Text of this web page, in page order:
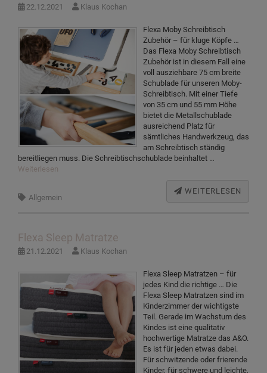
22.12.2021 Klaus Kochan
Flexa Moby Schreibtisch
Zubehör – für kluge Köpfe …
Das Flexa Moby Schreibtisch
Zubehör ist in diesem Fall eine
voll ausziehbare 75 cm breite
Schublade für unseren Moby-
Schreibtisch. Mit einer Tiefe
von 35 cm und 55 mm Höhe
bietet die Metallschublade
ausreichend Platz für
sämtliches Handwerkzeug, das
am Schreibtisch ständig
bereitliegen muss. Die Schreibtischschublade beinhaltet …
Weiterlesen
WEITERLESEN
Allgemein
Flexa Sleep Matratze
21.12.2021 Klaus Kochan
Flexa Sleep Matratzen – für
jedes Kind die richtige … Die
Flexa Sleep Matratzen sind im
Kinderzimmer der wichtigste
Teil. Gerade im Wachstum des
Kindes ist eine qualitativ
hochwertige Matratze das A&O.
Es ist für jeden etwas dabei.
Für schwitzende oder frierende
Kinder, für schwere und leichte,